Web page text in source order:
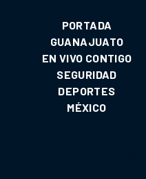
PORTADA
GUANAJUATO
EN VIVO CONTIGO
SEGURIDAD
DEPORTES
MÉXICO